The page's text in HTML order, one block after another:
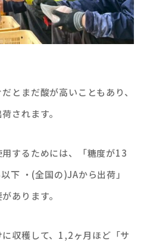
とまだ酸が高いこともあり、
されます。
用するためには、「糖度が13
下 ・(全国の)JAから出荷」
あります。
収穫して、1,2ヶ月ほど「サ